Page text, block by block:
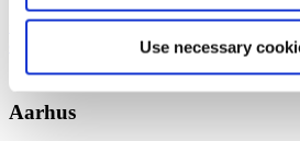
Use necessary
1609 København V
+45 33 41 41 41
contact@gorrissenfederspiel.com
Aarhus